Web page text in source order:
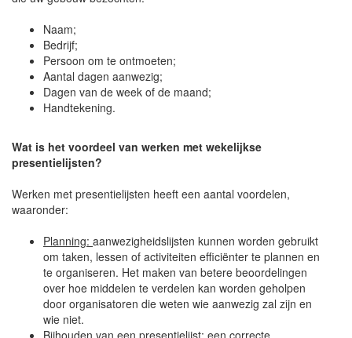
Naam;
Bedrijf;
Persoon om te ontmoeten;
Aantal dagen aanwezig;
Dagen van de week of de maand;
Handtekening.
Wat is het voordeel van werken met wekelijkse
presentielijsten?
Werken met presentielijsten heeft een aantal voordelen,
waaronder:
Planning: aanwezigheidslijsten kunnen worden gebruikt
om taken, lessen of activiteiten efficiënter te plannen en
te organiseren. Het maken van betere beoordelingen
over hoe middelen te verdelen kan worden geholpen
door organisatoren die weten wie aanwezig zal zijn en
wie niet.
Bijhouden van een presentielijst: een correcte